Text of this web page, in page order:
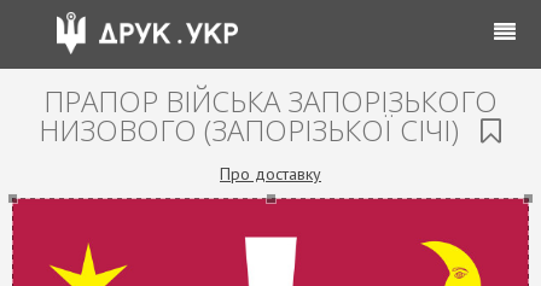
ПРАПОР ВІЙСЬКА ЗАПОРІЗЬКОГО
НИЗОВОГО (ЗАПОРІЗЬКОЇ СІЧІ)
Про доставку